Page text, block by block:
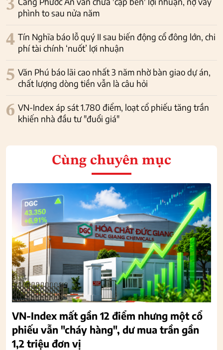
3 phình to sau nửa năm
4 Tín Nghĩa báo lỗ quý II sau biến động cổ đông lớn, chi
phí tài chính ‘nuốt’ lợi nhuận
5 Văn Phú báo lãi cao nhất 3 năm nhờ bàn giao dự án,
chất lượng dòng tiền vẫn là câu hỏi
6 VN-Index áp sát 1.780 điểm, loạt cổ phiếu tăng trần
khiến nhà đầu tư "đuổi giá"
Cùng chuyên mục
VN-Index mất gần 12 điểm nhưng một cổ
phiếu vẫn "cháy hàng", dư mua trần gần
1,2 triệu đơn vị